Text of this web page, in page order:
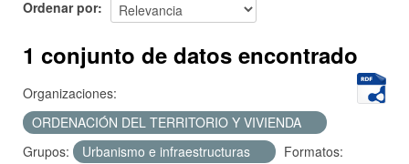
Acerca de
Ordenar por
1 conjunto de datos encontrado
Organizaciones:
ORDENACIÓN DEL TERRITORIO Y VIVIENDA
Grupos:
Urbanismo e infraestructuras Formatos: